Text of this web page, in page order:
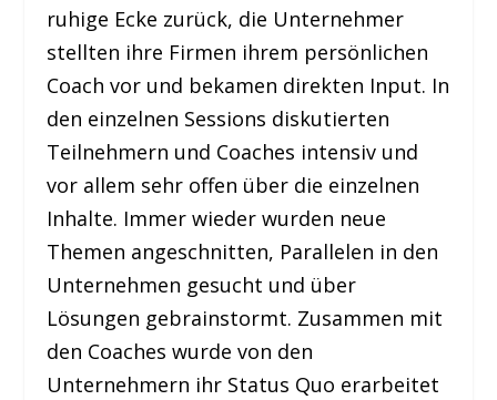
ruhige Ecke zurück, die Unternehmer
stellten ihre Firmen ihrem persönlichen
Coach vor und bekamen direkten Input. In
den einzelnen Sessions diskutierten
Teilnehmern und Coaches intensiv und
vor allem sehr offen über die einzelnen
Inhalte. Immer wieder wurden neue
Themen angeschnitten, Parallelen in den
Unternehmen gesucht und über
Lösungen gebrainstormt. Zusammen mit
den Coaches wurde von den
Unternehmern ihr Status Quo erarbeitet